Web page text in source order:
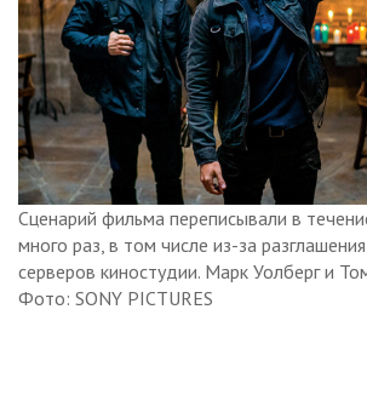
Сценарий фильма переписывали в
много раз, в том числе из-за
серверов киностудии. Марк Уолберг и
Фото: SONY PICTURES